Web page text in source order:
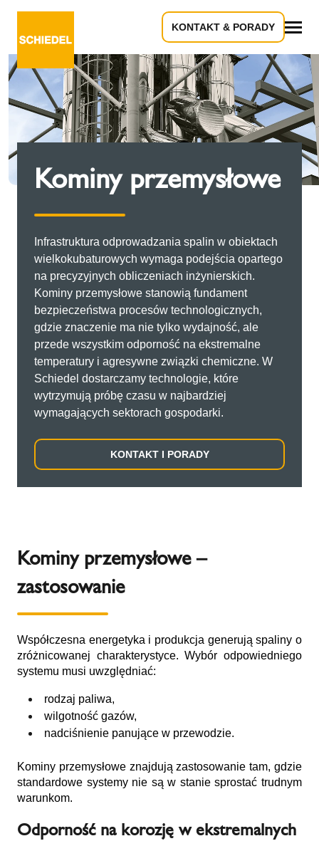
KONTAKT & PORADY
Kominy przemysłowe
Infrastruktura odprowadzania spalin w obiektach
wielkokubaturowych wymaga podejścia opartego
na precyzyjnych obliczeniach inżynierskich.
Kominy przemysłowe stanowią fundament
bezpieczeństwa procesów technologicznych,
gdzie znaczenie ma nie tylko wydajność, ale
przede wszystkim odporność na ekstremalne
temperatury i agresywne związki chemiczne. W
Schiedel dostarczamy technologie, które
wytrzymują próbę czasu w najbardziej
wymagających sektorach gospodarki.
KONTAKT I PORADY
Kominy przemysłowe –
zastosowanie
Współczesna energetyka i produkcja generują spaliny o
zróżnicowanej charakterystyce. Wybór odpowiedniego
systemu musi uwzględniać:
rodzaj paliwa,
wilgotność gazów,
nadciśnienie panujące w przewodzie.
Kominy przemysłowe znajdują zastosowanie tam, gdzie
standardowe systemy nie są w stanie sprostać trudnym
warunkom.
Odporność na korozję w ekstremalnych